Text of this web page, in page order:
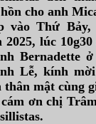
cho anh
vào Thứ
2025, lúc
Bernadette
Lễ, kính
thân mật cùng
ơn chị